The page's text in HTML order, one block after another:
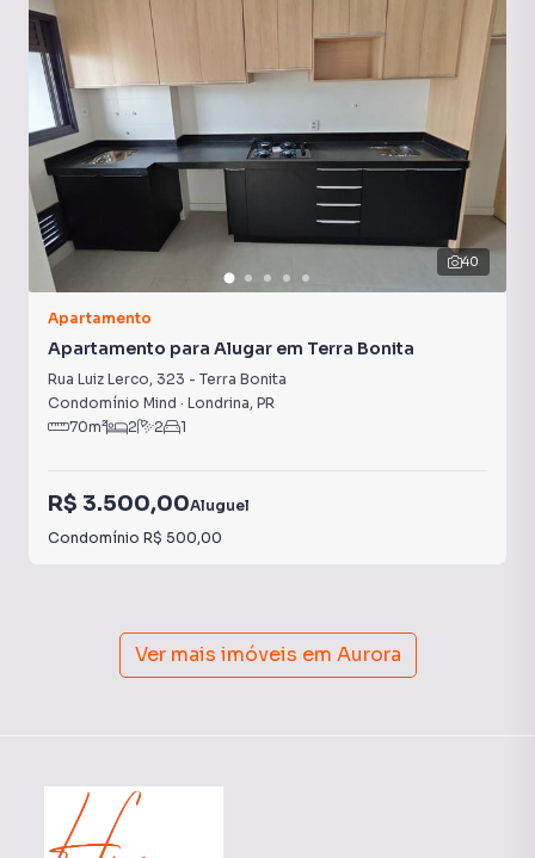
40
Apartamento
Apartamento para Alugar em Terra Bonita
Rua Luiz Lerco, 323 - Terra Bonita
Condomínio Mind · Londrina, PR
70m² 2 2 1
R$ 3.500,00Aluguel
Condomínio R$ 500,00
Ver mais imóveis em Aurora